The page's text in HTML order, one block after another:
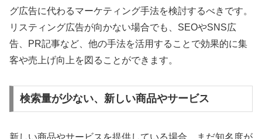
グ広告に代わるマーケティング手法を検討するべきです。
リスティング広告が向かない場合でも、SEOやSNS広
告、PR記事など、他の手法を活用することで効果的に集
客や売上げ向上を図ることができます。
検索量が少ない、新しい商品やサービス